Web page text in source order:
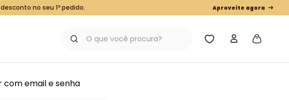
no seu 1º pedido. Aproveite agora
com email e senha